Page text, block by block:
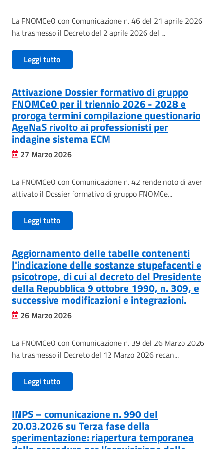
La FNOMCeO con Comunicazione n. 46 del 21 aprile 2026
ha trasmesso il Decreto del 2 aprile 2026 del ...
Leggi tutto
Attivazione Dossier formativo di gruppo
FNOMCeO per il triennio 2026 - 2028 e
proroga termini compilazione questionario
AgeNaS rivolto ai professionisti per
indagine sistema ECM
27 Marzo 2026
La FNOMCeO con Comunicazione n. 42 rende noto di aver
attivato il Dossier formativo di gruppo FNOMCe...
Leggi tutto
Aggiornamento delle tabelle contenenti
l'indicazione delle sostanze stupefacenti e
psicotrope, di cui al decreto del Presidente
della Repubblica 9 ottobre 1990, n. 309, e
successive modificazioni e integrazioni.
26 Marzo 2026
La FNOMCeO con Comunicazione n. 39 del 26 Marzo 2026
ha trasmesso il Decreto del 12 Marzo 2026 recan...
Leggi tutto
INPS – comunicazione n. 990 del
20.03.2026 su Terza fase della
sperimentazione: riapertura temporanea